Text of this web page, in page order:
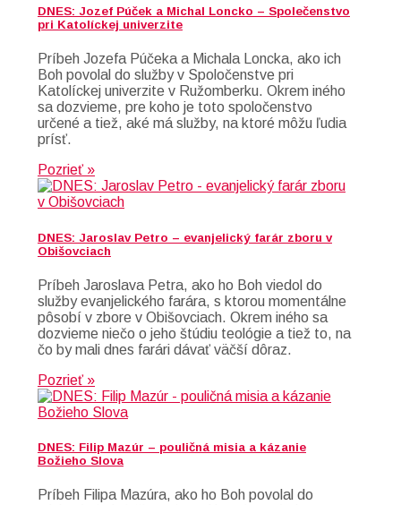
DNES: Jozef Púček a Michal Loncko – Společenstvo
pri Katolíckej univerzite
Príbeh Jozefa Púčeka a Michala Loncka, ako ich
Boh povolal do služby v Spoločenstve pri
Katolíckej univerzite v Ružomberku. Okrem iného
sa dozvieme, pre koho je toto spoločenstvo
určené a tiež, aké má služby, na ktoré môžu ľudia
prísť.
Pozrieť »
DNES: Jaroslav Petro – evanjelický farár zboru v
Obišovciach
Príbeh Jaroslava Petra, ako ho Boh viedol do
služby evanjelického farára, s ktorou momentálne
pôsobí v zbore v Obišovciach. Okrem iného sa
dozvieme niečo o jeho štúdiu teológie a tiež to, na
čo by mali dnes farári dávať väčší dôraz.
Pozrieť »
DNES: Filip Mazúr – pouličná misia a kázanie
Božieho Slova
Príbeh Filipa Mazúra, ako ho Boh povolal do